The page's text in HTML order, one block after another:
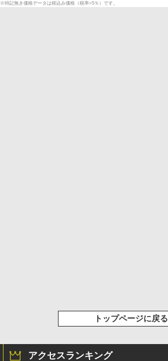
※特記無き価格データは税込み価格（税率=5％）です。
トップページに戻る
アクセスランキング